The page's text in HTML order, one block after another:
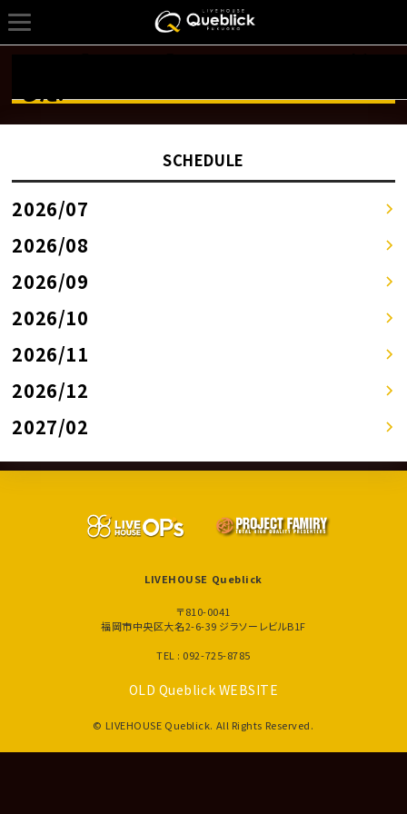
した!
SCHEDULE
2026/07
2026/08
2026/09
2026/10
2026/11
2026/12
2027/02
LIVEHOUSE Queblick
〒810-0041
福岡市中央区大名2-6-39 ジラソーレビルB1F
TEL : 092-725-8785
OLD Queblick WEBSITE
© LIVEHOUSE Queblick. All Rights Reserved.